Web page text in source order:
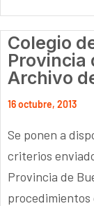
Colegio
Provincia
Archivo
16 octubre, 2013
Se ponen a
criterios
Provincia de
procedimientos